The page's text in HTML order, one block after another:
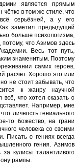
является прямым
в том же стиле, что
серьёзней, а у его
заметил предыдущий
больше психологизма,
что Азимов здесь
Весь тот путь,
знаменитым. Поэтому
самих героев,
расчёт. Хорошо это или
не стоит забывать, что
к жанру научной
что хотел сказать о
Например, мне
личность гениального
то божество, на грани
человека со своими
Писать о гениях всегда
гения. Азимов
кулисы талантливого
рампы.